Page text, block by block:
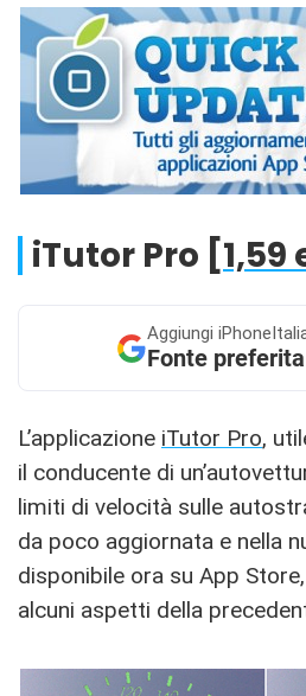
iTutor Pro [1,59
Aggiungi
Fonte
L’applicazione iTutor Pro,
il conducente di
limiti di velocità sulle
da poco aggiornata e nella
disponibile ora su App
alcuni aspetti della